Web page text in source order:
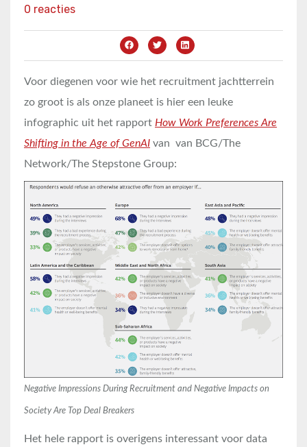
0 reacties
Voor diegenen voor wie het recruitment jachtterrein
zo groot is als onze planeet is hier een leuke
infographic uit het rapport How Work Preferences Are
Shifting in the Age of GenAI van van BCG/The
Network/The Stepstone Group:
Negative Impressions During Recruitment and Negative Impacts on
Society Are Top Deal Breakers
Het hele rapport is overigens interessant voor data